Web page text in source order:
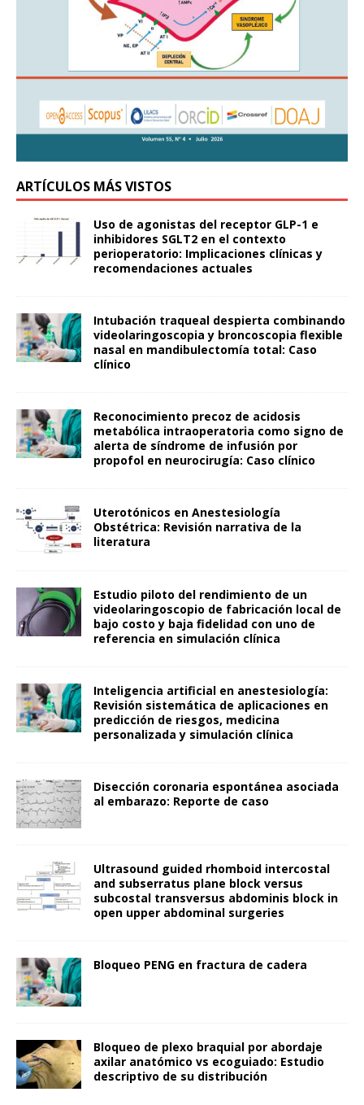
ARTÍCULOS MÁS VISTOS
Uso de agonistas del receptor GLP-1 e
inhibidores SGLT2 en el contexto
perioperatorio: Implicaciones clínicas y
recomendaciones actuales
Intubación traqueal despierta combinando
videolaringoscopia y broncoscopia flexible
nasal en mandibulectomía total: Caso
clínico
Reconocimiento precoz de acidosis
metabólica intraoperatoria como signo de
alerta de síndrome de infusión por
propofol en neurocirugía: Caso clínico
Uterotónicos en Anestesiología
Obstétrica: Revisión narrativa de la
literatura
Estudio piloto del rendimiento de un
videolaringoscopio de fabricación local de
bajo costo y baja fidelidad con uno de
referencia en simulación clínica
Inteligencia artificial en anestesiología:
Revisión sistemática de aplicaciones en
predicción de riesgos, medicina
personalizada y simulación clínica
Disección coronaria espontánea asociada
al embarazo: Reporte de caso
Ultrasound guided rhomboid intercostal
and subserratus plane block versus
subcostal transversus abdominis block in
open upper abdominal surgeries
Bloqueo PENG en fractura de cadera
Bloqueo de plexo braquial por abordaje
axilar anatómico vs ecoguiado: Estudio
descriptivo de su distribución